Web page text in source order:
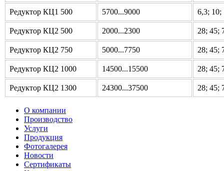
Редуктор КЦ1 500 5700...9000 6,3; 10;
Редуктор КЦ2 500 2000...2300 28; 45;
Редуктор КЦ2 750 5000...7750 28; 45;
Редуктор КЦ2 1000 14500...15500 28; 45;
Редуктор КЦ2 1300 24300...37500 28; 45;
О компании
Производство
Услуги
Продукция
Фотогалерея
Новости
Сертификаты